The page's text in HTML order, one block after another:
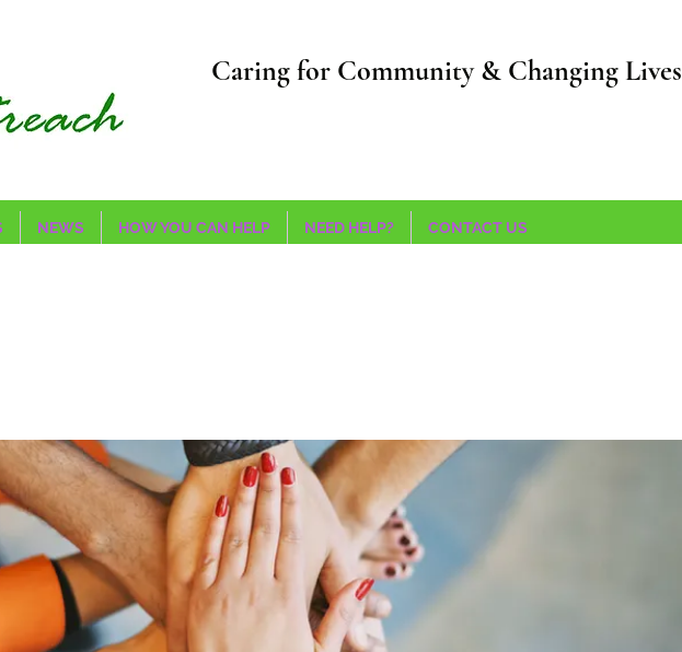
Caring for Community & Changing Lives
NEWS HOW YOU CAN HELP NEED HELP? CONTACT US